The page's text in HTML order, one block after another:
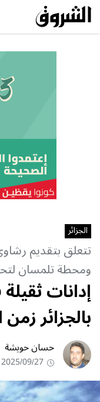
الجزائر
تتعلق بتقديم
ومحطة تلمسان
إدانات
بالجزائر
حسان حويشة
2025/09/27